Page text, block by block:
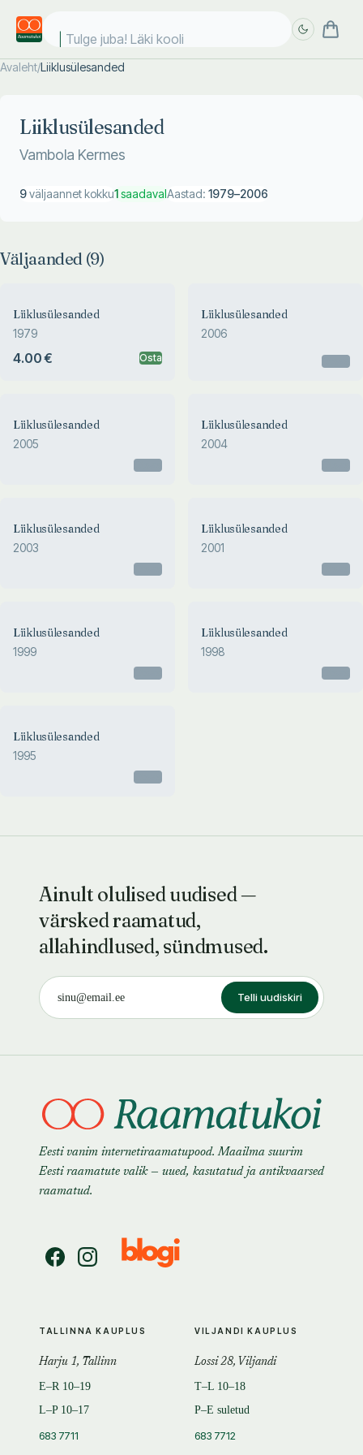
Tulge juba! Läki kooli!
Avaleht/Liiklusülesanded
Liiklusülesanded
Vambola Kermes
9väljaannet kokku1saadavalAastad: 1979–2006
Väljaanded (9)
Liiklusülesanded
1979
4.00 € Osta
Liiklusülesanded
2006
Liiklusülesanded
2005
Liiklusülesanded
2004
Liiklusülesanded
2003
Liiklusülesanded
2001
Liiklusülesanded
1999
Liiklusülesanded
1998
Liiklusülesanded
1995
Ainult olulised uudised —
värsked raamatud,
allahindlused, sündmused.
Telli uudiskiri
Eesti vanim internetiraamatupood. Maailma suurim
Eesti raamatute valik — uued, kasutatud ja antikvaarsed
raamatud.
TALLINNA KAUPLUS
Harju 1, Tallinn
E–R 10–19
L–P 10–17
683 7711
VILJANDI KAUPLUS
Lossi 28, Viljandi
T–L 10–18
P–E suletud
683 7712